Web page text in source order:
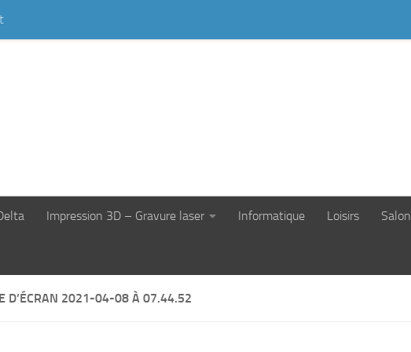
Impression 3D – Gravure laser Informatique Loisirs
D’ÉCRAN 2021-04-08 À 07.44.52